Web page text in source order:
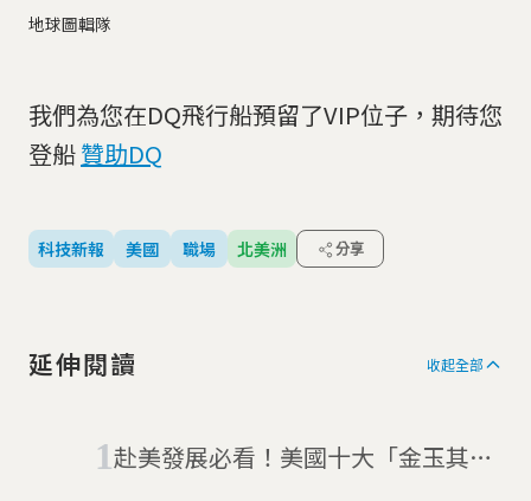
地球圖輯隊
我們為您在DQ飛行船預留了VIP位子，期待您
登船贊助DQ
科技新報 美國 職場 北美洲 分享
延伸閱讀 收起全部
赴美發展必看！美國十大「金玉其